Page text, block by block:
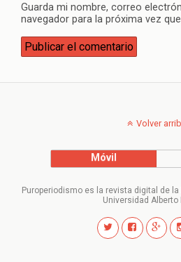
Guarda mi nombre, correo
navegador para la próxima vez
Volver
Móvil
Puroperiodismo es la revista digital de
Universidad Alberto